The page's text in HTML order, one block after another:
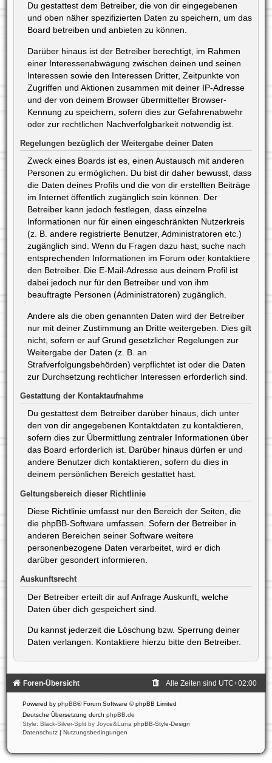
Du gestattest dem Betreiber, die von dir eingegebenen
und oben näher spezifizierten Daten zu speichern, um das
Board betreiben und anbieten zu können.
Darüber hinaus ist der Betreiber berechtigt, im Rahmen
einer Interessenabwägung zwischen deinen und seinen
Interessen sowie den Interessen Dritter, Zeitpunkte von
Zugriffen und Aktionen zusammen mit deiner IP-Adresse
und der von deinem Browser übermittelter Browser-
Kennung zu speichern, sofern dies zur Gefahrenabwehr
oder zur rechtlichen Nachverfolgbarkeit notwendig ist.
Regelungen bezüglich der Weitergabe deiner Daten
Zweck eines Boards ist es, einen Austausch mit anderen
Personen zu ermöglichen. Du bist dir daher bewusst, dass
die Daten deines Profils und die von dir erstellten Beiträge
im Internet öffentlich zugänglich sein können. Der
Betreiber kann jedoch festlegen, dass einzelne
Informationen nur für einen eingeschränkten Nutzerkreis
(z. B. andere registrierte Benutzer, Administratoren etc.)
zugänglich sind. Wenn du Fragen dazu hast, suche nach
entsprechenden Informationen im Forum oder kontaktiere
den Betreiber. Die E-Mail-Adresse aus deinem Profil ist
dabei jedoch nur für den Betreiber und von ihm
beauftragte Personen (Administratoren) zugänglich.
Andere als die oben genannten Daten wird der Betreiber
nur mit deiner Zustimmung an Dritte weitergeben. Dies gilt
nicht, sofern er auf Grund gesetzlicher Regelungen zur
Weitergabe der Daten (z. B. an
Strafverfolgungsbehörden) verpflichtet ist oder die Daten
zur Durchsetzung rechtlicher Interessen erforderlich sind.
Gestattung der Kontaktaufnahme
Du gestattest dem Betreiber darüber hinaus, dich unter
den von dir angegebenen Kontaktdaten zu kontaktieren,
sofern dies zur Übermittlung zentraler Informationen über
das Board erforderlich ist. Darüber hinaus dürfen er und
andere Benutzer dich kontaktieren, sofern du dies in
deinem persönlichen Bereich gestattet hast.
Geltungsbereich dieser Richtlinie
Diese Richtlinie umfasst nur den Bereich der Seiten, die
die phpBB-Software umfassen. Sofern der Betreiber in
anderen Bereichen seiner Software weitere
personenbezogene Daten verarbeitet, wird er dich
darüber gesondert informieren.
Auskunftsrecht
Der Betreiber erteilt dir auf Anfrage Auskunft, welche
Daten über dich gespeichert sind.
Du kannst jederzeit die Löschung bzw. Sperrung deiner
Daten verlangen. Kontaktiere hierzu bitte den Betreiber.
Foren-Übersicht Alle Zeiten sind UTC+02:00
Powered by phpBB® Forum Software © phpBB Limited
Deutsche Übersetzung durch phpBB.de
Style: Black-Silver-Split by Joyce&Luna phpBB-Style-Design
Datenschutz | Nutzungsbedingungen